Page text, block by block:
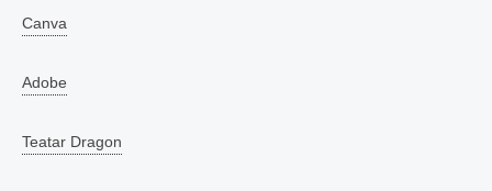
Canva
Adobe
Teatar Dragon